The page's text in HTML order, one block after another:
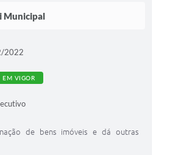
Municipal
2022
EM VIGOR
de bens imóveis e dá outras